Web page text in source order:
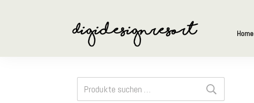
Home
Suchen
nach: